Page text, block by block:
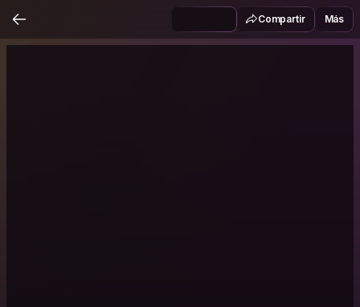
Compartir Más